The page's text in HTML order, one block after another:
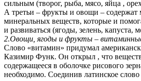
сильным (творог, рыба, мясо, яйца ,
А третьи – фрукты и овощи – содержат
минеральных веществ, которые и
и развиваться (ягоды, зелень, капуста,
2.Овощи, ягоды и фрукты –
Слово «витамин» придумал
Казимир Функ. Он открыл , что
содержащееся в оболочке рисового
необходимо. Соединив латинское